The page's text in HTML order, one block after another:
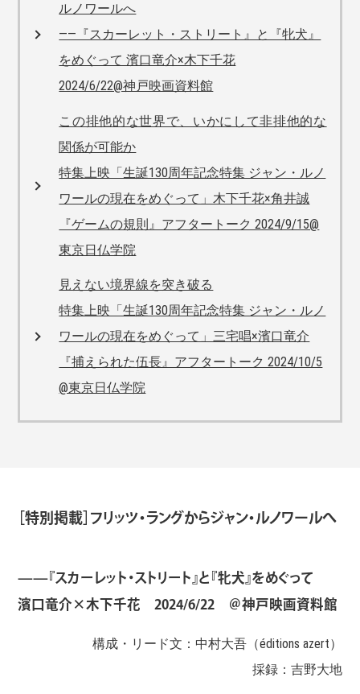
ルノワールへ
——『スカーレット・ストリート』と『牝犬』
をめぐって 濱口竜介×木下千花
2024/6/22@神戸映画資料館
この排他的な世界で、いかにして非排他的な
関係が可能か
特集上映「生誕130周年記念特集 ジャン・ルノ
ワールの現在をめぐって」木下千花×角井誠
『ゲームの規則』アフタートーク 2024/9/15@
東京日仏学院
見えない境界線を突き破る
特集上映「生誕130周年記念特集 ジャン・ルノ
ワールの現在をめぐって」三宅唱×濱口竜介
『捕えられた伍長』アフタートーク 2024/10/5
@東京日仏学院
［特別掲載］フリッツ・ラングからジャン・ルノワールへ
——『スカーレット・ストリート』と『牝犬』をめぐって
濱口竜介×木下千花 2024/6/22 ＠神戸映画資料館
構成・リード文：中村大吾（éditions azert）
採録：吉野大地